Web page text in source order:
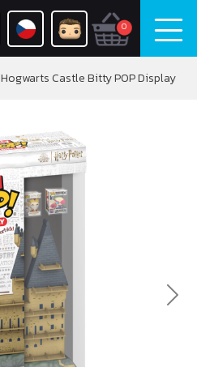
0
Hogwarts Castle Bitty POP Display